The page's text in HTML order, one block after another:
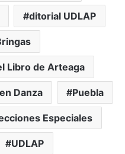
ditorial UDLAP
Libro de Arteaga
Danza Puebla
Especiales
UDLAP